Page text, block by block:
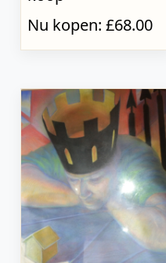
Nu kopen: £68.00